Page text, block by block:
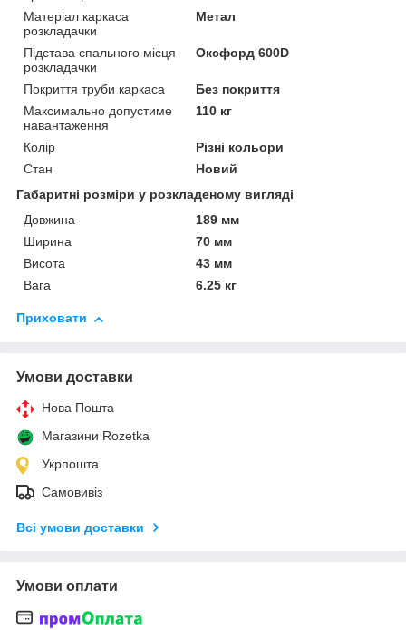
Матеріал каркаса
розкладачки
Метал
Підстава спального місця
розкладачки
Оксфорд 600D
Покриття труби каркаса
Без покриття
Максимально допустиме
навантаження
110 кг
Колір
Різні кольори
Стан
Новий
Габаритні розміри у розкладеному вигляді
Довжина
189 мм
Ширина
70 мм
Висота
43 мм
Вага
6.25 кг
Приховати
Умови доставки
Нова Пошта
Магазини Rozetka
Укрпошта
Самовивіз
Всі умови доставки
Умови оплати